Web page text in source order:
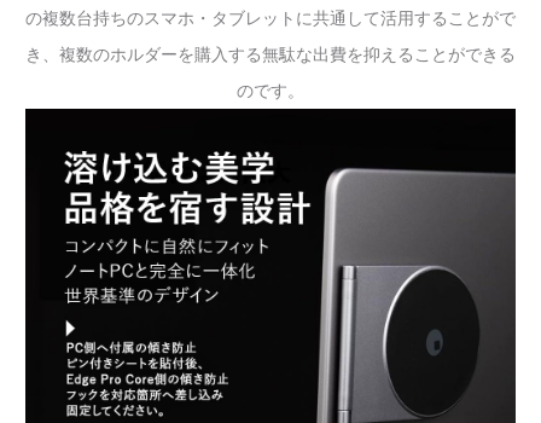
の複数台持ちのスマホ・タブレットに共通して活用することがで
き、複数のホルダーを購入する無駄な出費を抑えることができる
のです。